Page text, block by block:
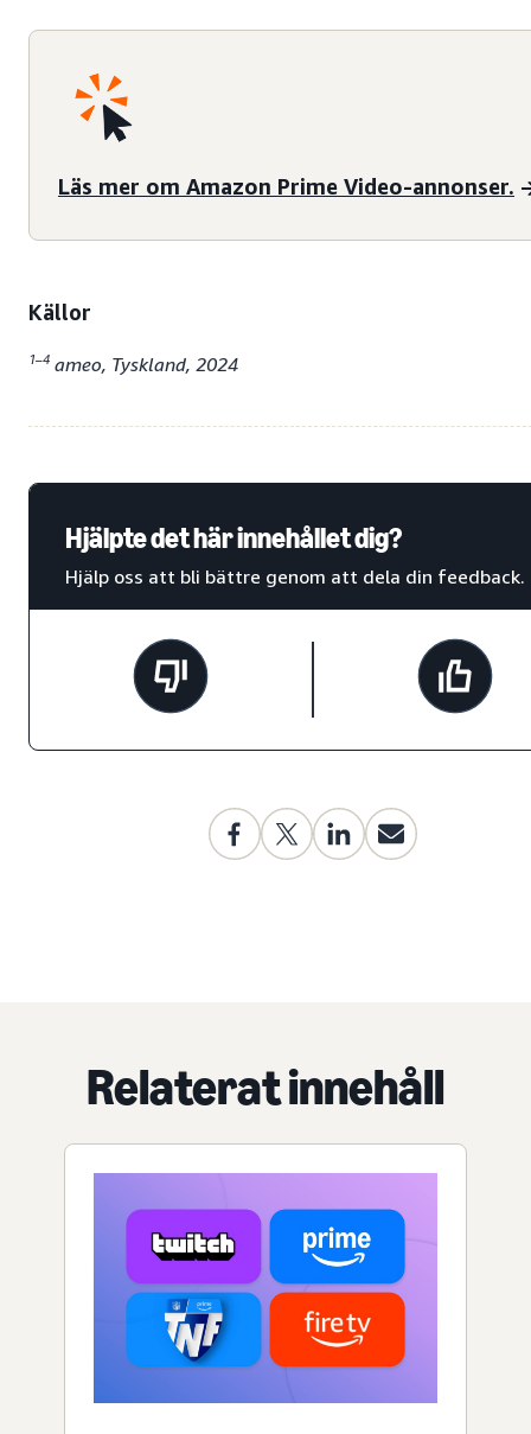
Läs mer om Amazon Prime Video-annonser.
Källor
1–4 ameo, Tyskland, 2024
Hjälpte det här innehållet dig?
Hjälp oss att bli bättre genom att dela din feedback.
Relaterat innehåll